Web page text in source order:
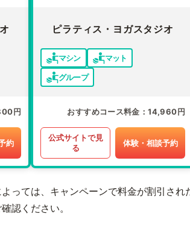
円
約
ピラティス・ヨガスタジオ
マシン
マット
グループ
おすすめコース料金 14,960円
公式サイトで見
る
体験・相談予約
っては、キャンペーンで料金が割引され
認ください。